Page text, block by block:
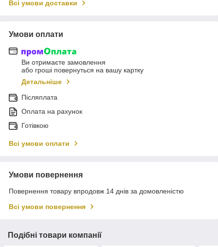
Всі умови доставки
Умови оплати
Ви отримаєте замовлення
або гроші повернуться на вашу картку
Детальніше
Післяплата
Оплата на рахунок
Готівкою
Всі умови оплати
Умови повернення
Повернення товару впродовж 14 днів за домовленістю
Всі умови повернення
Подібні товари компанії